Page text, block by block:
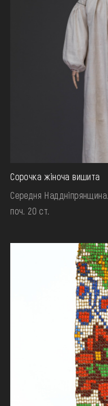
Сорочка жіноча вишита
Середня
поч. 20 ст.